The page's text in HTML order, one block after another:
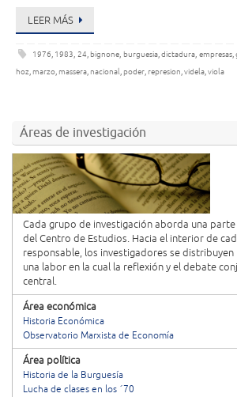
LEER MÁS
1976, 1983, 24, bignone, burguesia,dictadura, empresas,
hoz, marzo, massera, nacional, poder, represion,videla,viola
Áreas de investigación
Cada grupo de investigación aborda una
del Centro de Estudios. Hacia el interior de
responsable, los investigadores se distribuyen
una labor en la cual la reflexión y el debate
central.
Área económica
Historia Económica
Observatorio Marxista de Economía
Área política
Historia de la Burguesía
Lucha de clases en los ´70